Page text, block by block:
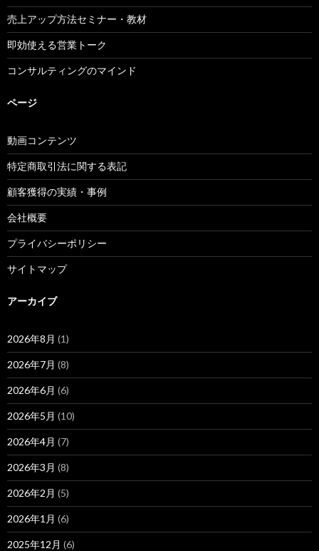
売上アップ方法セミナー・教材
即効使える営業トーク
コンサルティングのマインド
ページ
動画コンテンツ
特定商取引法に関する表記
顧客獲得の実績・事例
会社概要
プライバシーポリシー
サイトマップ
アーカイブ
2026年8月 (1)
2026年7月 (8)
2026年6月 (6)
2026年5月 (10)
2026年4月 (7)
2026年3月 (8)
2026年2月 (5)
2026年1月 (6)
2025年12月 (6)